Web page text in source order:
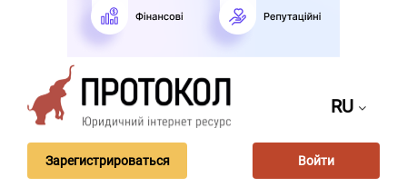
RU
Зарегистрироваться Войти